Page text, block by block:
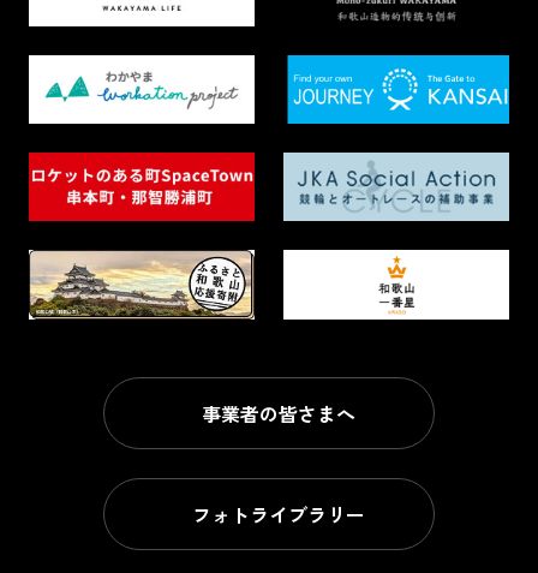
事業者の皆さまへ
フォトライブラリー